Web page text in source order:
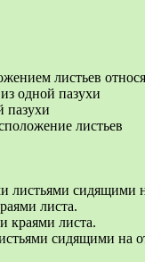
листьев
одной пазухи
пазухи
листьев
листьями сидящими
листа.
краями листа.
сидящими на